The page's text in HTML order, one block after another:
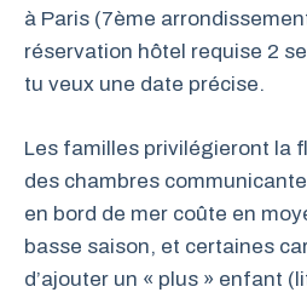
à Paris (7ème
réservation hôtel requise 2
tu veux une date précise.
Les familles privilégieront la
des chambres
en bord de mer coûte en
basse saison, et certaines
d’ajouter un « plus » enfant